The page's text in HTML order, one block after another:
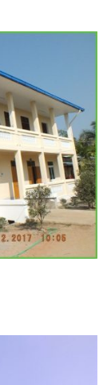
းမွန်သော
းစံနှုန်းနှင့်
ထိုဒေသတွင်
ာသင်ကြားမှု
ထိုင်ခင်း
ကြားနိုင်
စူးစိုက်နိုင်